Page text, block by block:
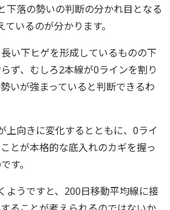
下落の勢いの判断の分かれ目となる
いるのが分かります。
い下ヒゲを形成しているものの下
ず、むしろ2本線が0ラインを割り
いが強まっていると判断できるわ
上向きに変化するとともに、0ライ
とが本格的な底入れのカギを握っ
す。
ようですと、200日移動平均線に接